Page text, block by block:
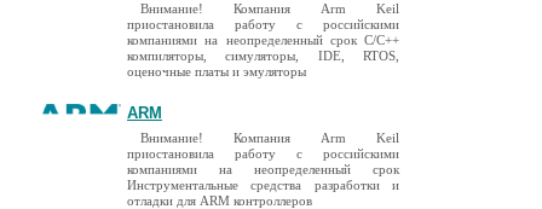
Внимание! Компания Arm Keil
приостановила работу с российскими
компаниями на неопределенный срок C/C++
компиляторы, симуляторы, IDE, RTOS,
оценочные платы и эмуляторы
ARM
Внимание! Компания Arm Keil
приостановила работу с российскими
компаниями на неопределенный срок
Инструментальные средства разработки и
отладки для ARM контроллеров